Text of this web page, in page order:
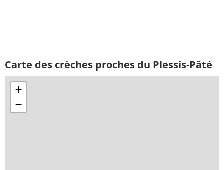
Carte des crèches proches du Plessis-Pâté
+
−